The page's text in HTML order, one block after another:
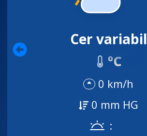
Cer variabil
ºC
0 km/h
0 mm HG
: